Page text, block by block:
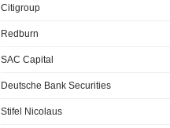
Citigroup
Redburn
SAC Capital
Deutsche Bank Securities
Stifel Nicolaus